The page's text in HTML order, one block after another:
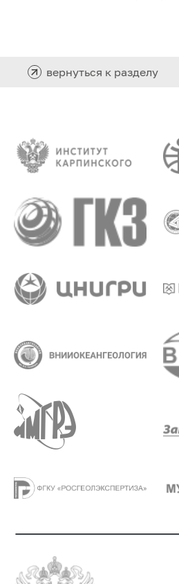
вернуться к разделу